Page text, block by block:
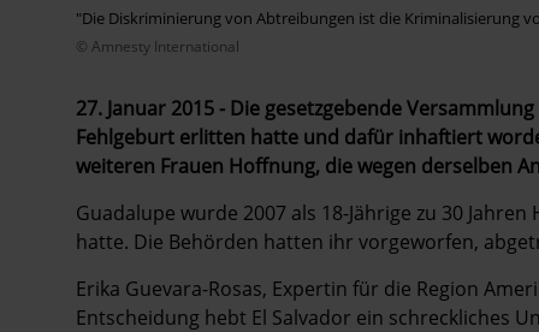
"Die Diskriminierung von Abtreibungen ist die Kriminalisierung
© Amnesty International
27. Januar 2015 - Die gesetzgebende
Fehlgeburt erlitten hatte und dafür inhaftiert
weiteren Frauen Hoffnung, die wegen derselben
Guadalupe wurde 2007 als 18-Jährige zu 30
hatte. Die Behörden hatten ihr vorgeworfen,
Erika Guevara-Rosas, Expertin für die Region
Entscheidung hebt El Salvador ein schreckliches